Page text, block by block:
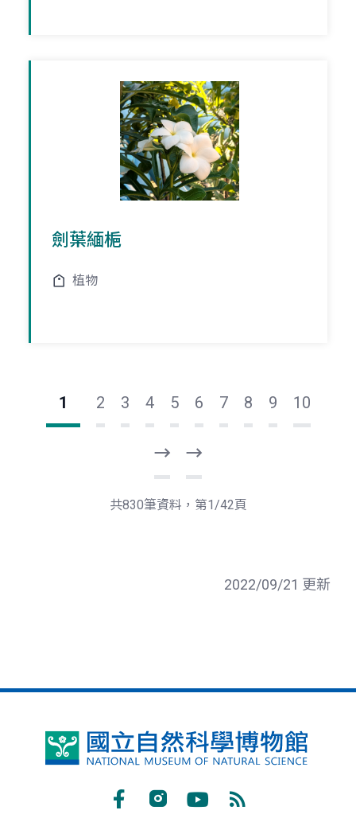
劍葉緬梔
植物
1 2 3 4 5 6 7 8 9 10
一
頁
後
一
共830筆資料，第1/42頁
2022/09/21 更新
國